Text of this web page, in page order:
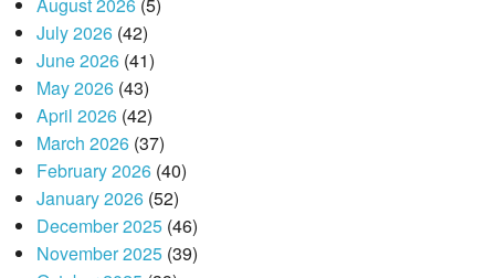
July 2026(42)
June 2026(41)
May 2026(43)
April 2026(42)
March 2026(37)
February 2026(40)
January 2026(52)
December 2025(46)
November 2025(39)